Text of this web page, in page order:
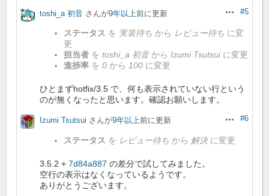
操作#5
toshi_a 初音 さんが9年以上前に更新
ステータス を 実装待ち から レビュー待ち に変
更
担当者 を toshi_a 初音から Izumi Tsutsuiに変更
進捗率 を 0 から 100 に変更
ひとまずhotfix/3.5 で、何も表示されていない行という
のが無くなったと思います。確認お願いします。
操作#6
Izumi Tsutsui さんが9年以上前に更新
ステータス を レビュー待ち から 解決に変更
3.5.2 + 7d84a887 の差分で試してみました。
空行の表示はなくなっているようです。
ありがとうございます。